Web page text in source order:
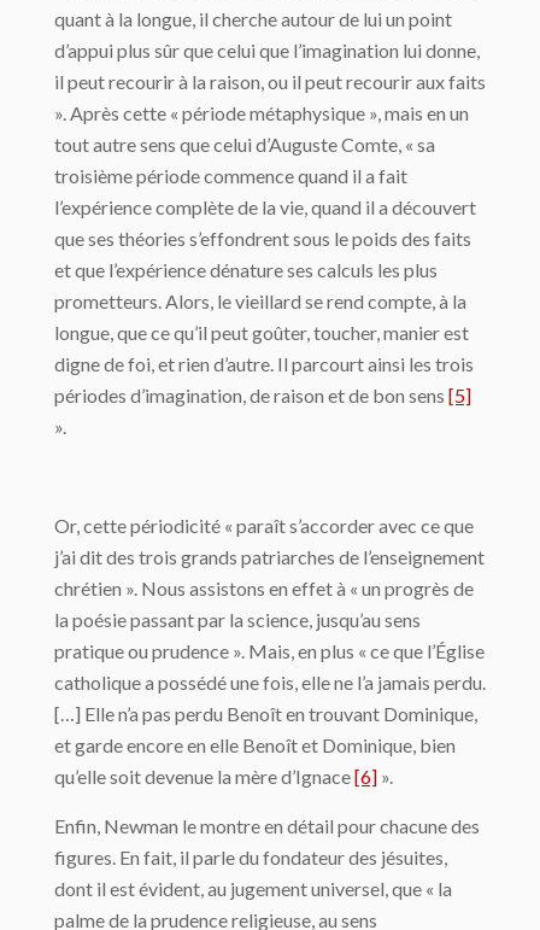
quant à la longue, il cherche autour de lui un point
d’appui plus sûr que celui que l’imagination lui donne,
il peut recourir à la raison, ou il peut recourir aux faits
». Après cette « période métaphysique », mais en un
tout autre sens que celui d’Auguste Comte, « sa
troisième période commence quand il a fait
l’expérience complète de la vie, quand il a découvert
que ses théories s’effondrent sous le poids des faits
et que l’expérience dénature ses calculs les plus
prometteurs. Alors, le vieillard se rend compte, à la
longue, que ce qu’il peut goûter, toucher, manier est
digne de foi, et rien d’autre. Il parcourt ainsi les trois
périodes d’imagination, de raison et de bon sens [5]
».
Or, cette périodicité « paraît s’accorder avec ce que
j’ai dit des trois grands patriarches de l’enseignement
chrétien ». Nous assistons en effet à « un progrès de
la poésie passant par la science, jusqu’au sens
pratique ou prudence ». Mais, en plus « ce que l’Église
catholique a possédé une fois, elle ne l’a jamais perdu.
[…] Elle n’a pas perdu Benoît en trouvant Dominique,
et garde encore en elle Benoît et Dominique, bien
qu’elle soit devenue la mère d’Ignace[6] ».
Enfin, Newman le montre en détail pour chacune des
figures. En fait, il parle du fondateur des jésuites,
dont il est évident, au jugement universel, que « la
palme de la prudence religieuse, au sens